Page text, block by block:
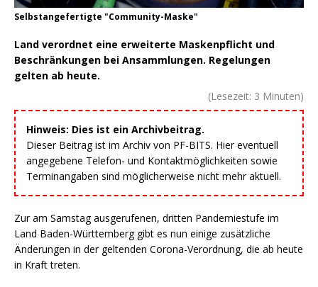
Selbstangefertigte "Community-Maske"
Land verordnet eine erweiterte Maskenpflicht und
Beschränkungen bei Ansammlungen. Regelungen
gelten ab heute.
(Lesezeit: 3 Minuten)
Hinweis: Dies ist ein Archivbeitrag.
Dieser Beitrag ist im Archiv von PF-BITS. Hier eventuell
angegebene Telefon- und Kontaktmöglichkeiten sowie
Terminangaben sind möglicherweise nicht mehr aktuell.
Zur am Samstag ausgerufenen, dritten Pandemiestufe im
Land Baden-Württemberg gibt es nun einige zusätzliche
Änderungen in der geltenden Corona-Verordnung, die ab heute
in Kraft treten.